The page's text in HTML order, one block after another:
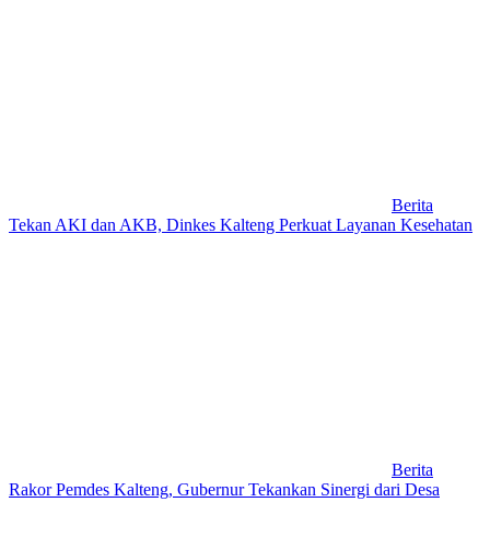
Berita
Tekan AKI dan AKB, Dinkes Kalteng Perkuat Layanan Kesehatan
Berita
Rakor Pemdes Kalteng, Gubernur Tekankan Sinergi dari Desa